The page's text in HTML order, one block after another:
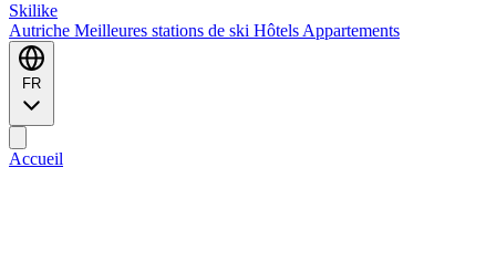
Skilike
Autriche Meilleures stations de ski Hôtels Appartements
FR
Accueil